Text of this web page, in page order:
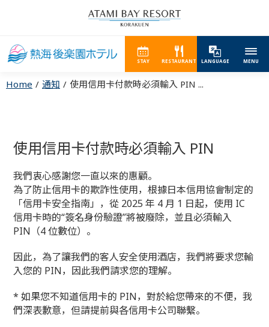
STAY RESTAURANT LANGUAGE MENU
Home 通知 使用信用卡付款時必須輸入 PIN ...
使用信用卡付款時必須輸入 PIN
我們衷心感謝您一直以來的惠顧。
為了防止信用卡的欺詐性使用，根據日本信用協會制定的
「信用卡安全指南」，從 2025 年 4 月 1 日起，使用 IC
信用卡時的“簽名身份驗證”將被廢除，並且必須輸入
PIN（4 位數位）。
因此，為了讓我們的客人安全使用酒店，我們將要求您輸
入您的 PIN，因此我們請求您的理解。
* 如果您不知道信用卡的 PIN，對於給您帶來的不便，我
們深表歉意，但請提前與各信用卡公司聯繫。